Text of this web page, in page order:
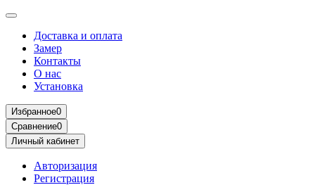
Доставка и оплата
Замер
Контакты
О нас
Установка
Избранное0
Сравнение0
Личный кабинет
Авторизация
Регистрация